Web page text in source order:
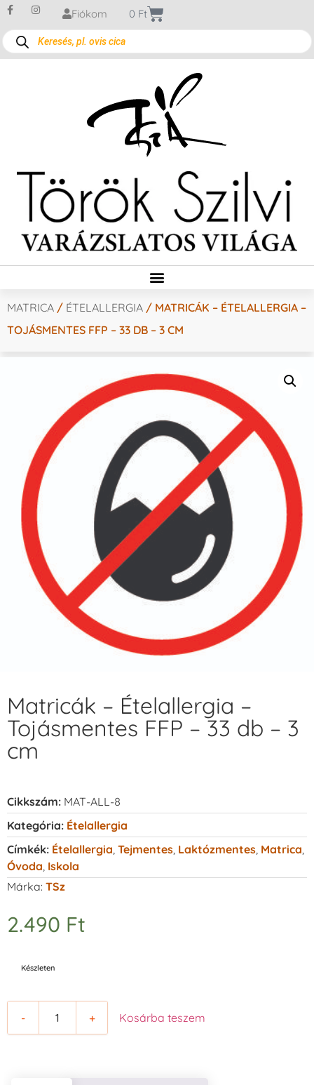
Fiókom 0 Ft
MATRICA / ÉTELALLERGIA / MATRICÁK – ÉTELALLERGIA –
TOJÁSMENTES FFP – 33 DB – 3 CM
Matricák – Ételallergia –
Tojásmentes FFP – 33 db – 3
cm
Cikkszám: MAT-ALL-8
Kategória: Ételallergia
Címkék: Ételallergia Tejmentes Laktózmentes Matrica
Óvoda Iskola
Márka: TSz
2.490 Ft
Készleten
- + Kosárba teszem